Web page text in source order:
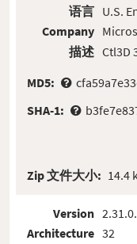
语言
Company
描述
U.S.
Ctl3D
MD5:
SHA-1:
Zip 文件大小: 14.4
Version
Architecture 32